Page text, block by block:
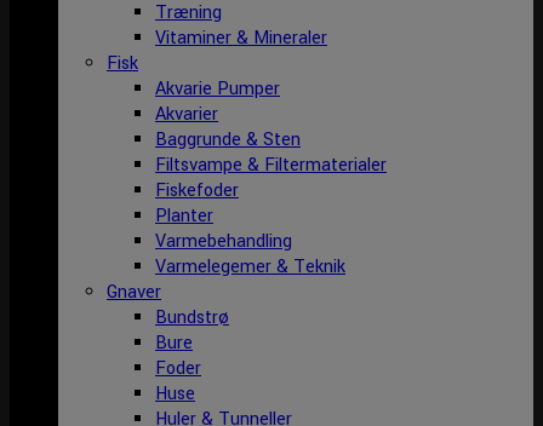
Træning
Vitaminer & Mineraler
Fisk
Akvarie Pumper
Akvarier
Baggrunde & Sten
Filtsvampe & Filtermaterialer
Fiskefoder
Planter
Varmebehandling
Varmelegemer & Teknik
Gnaver
Bundstrø
Bure
Foder
Huse
Huler & Tunneller